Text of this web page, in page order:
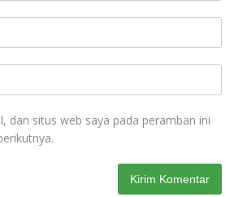
dan situs web saya pada peramban ini